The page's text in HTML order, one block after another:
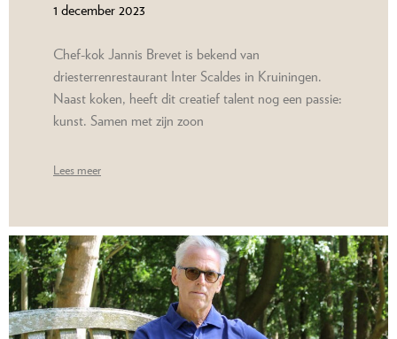
1 december 2023
Chef-kok Jannis Brevet is bekend van
driesterrenrestaurant Inter Scaldes in Kruiningen.
Naast koken, heeft dit creatief talent nog een passie:
kunst. Samen met zijn zoon
Lees meer